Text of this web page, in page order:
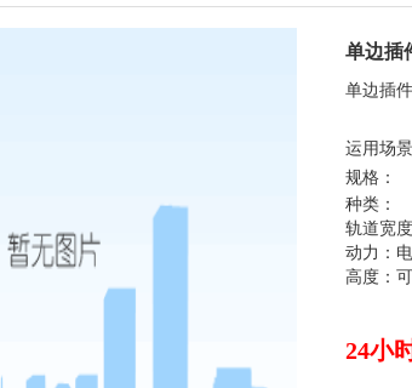
单边插
单边插
运用场
规格：
种类：
轨道宽
动力：
高度：
24小